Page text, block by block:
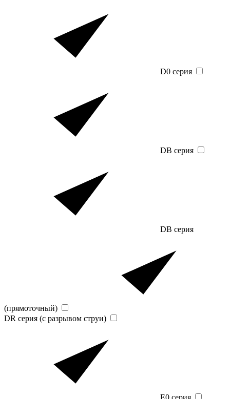
D0 серия
DB серия
DB серия
(прямоточный)
DR серия (с разрывом струи)